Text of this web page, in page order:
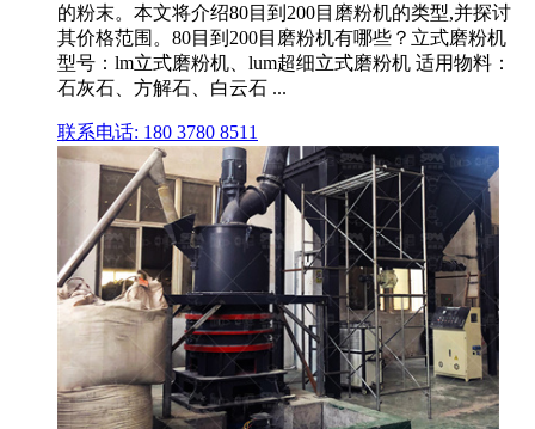
的粉末。本文将介绍80目到200目磨粉机的类型,并探讨
其价格范围。80目到200目磨粉机有哪些？立式磨粉机
型号：lm立式磨粉机、lum超细立式磨粉机 适用物料：
石灰石、方解石、白云石 ...
联系电话: 180 3780 8511